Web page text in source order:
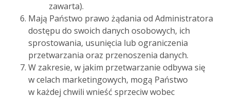
zawarta).
Mają Państwo prawo żądania od Administratora
dostępu do swoich danych osobowych, ich
sprostowania, usunięcia lub ograniczenia
przetwarzania oraz przenoszenia danych.
W zakresie, w jakim przetwarzanie odbywa się
w celach marketingowych, mogą Państwo
w każdej chwili wnieść sprzeciw wobec